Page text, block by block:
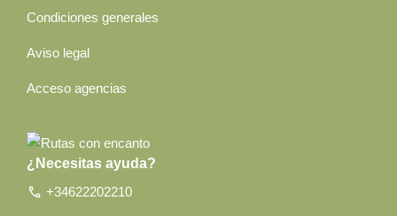
Condiciones generales
Aviso legal
Acceso agencias
¿Necesitas ayuda?
call +34622202210